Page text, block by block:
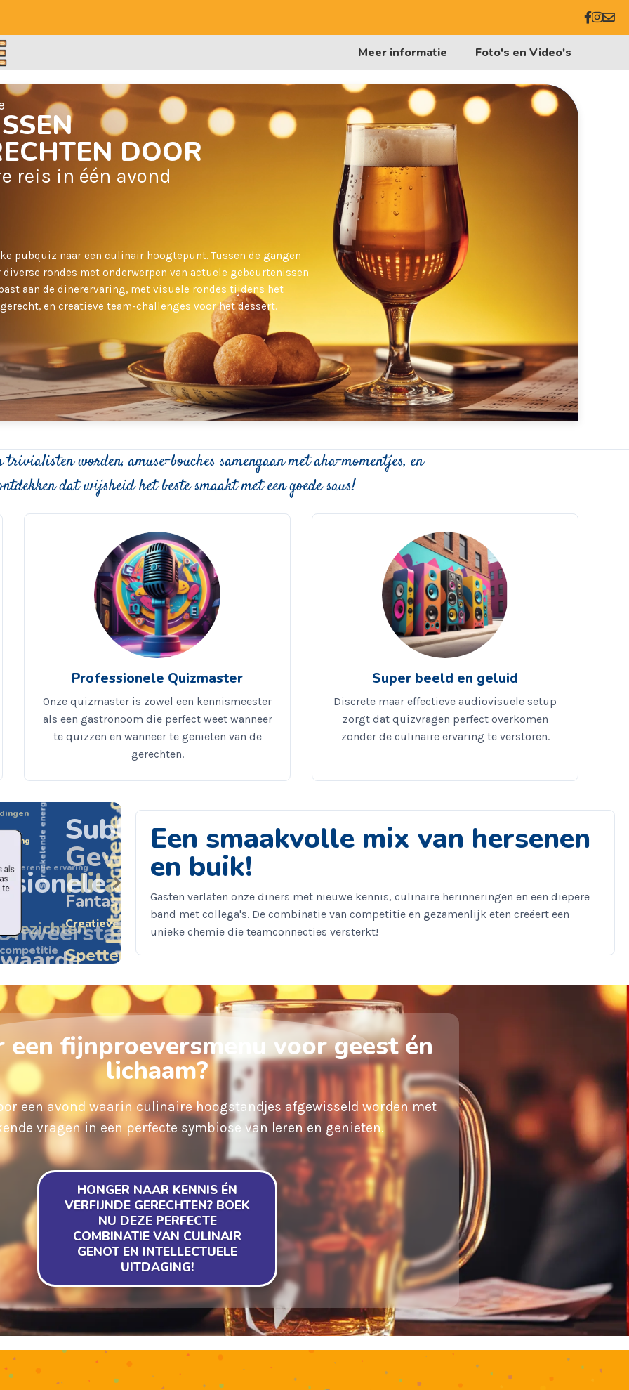
Meer informatie Foto's en Video's
DOOR
reis in één avond
pubquiz naar een culinair hoogtepunt. Tussen de gangen
rondes met onderwerpen van actuele gebeurtenissen
aan de dinerervaring, met visuele rondes tijdens het
en creatieve team-challenges voor het dessert.
worden, amuse-bouches samengaan met aha-momentjes, en
dat wijsheid het beste smaakt met een goede saus!
Professionele Quizmaster
Onze quizmaster is zowel een kennismeester
als een gastronoom die perfect weet wanneer
te quizzen en wanneer te genieten van de
gerechten.
Super beeld en geluid
Discrete maar effectieve audiovisuele setup
zorgt dat quizvragen perfect overkomen
zonder de culinaire ervaring te verstoren.
Geweldige show
Hilarische momenten
Fantastische sfeer
Sprankelende energie
Creatieve opzet
Uitzonderlijke kwaliteit
gezichten
aanpak
Interactieve dynamiek
Sublieme presentatie
charme
Spetterende voorstelling
ervaring
Een smaakvolle mix van hersenen
en buik!
Gasten verlaten onze diners met nieuwe kennis, culinaire herinneringen en een diepere
band met collega's. De combinatie van competitie en gezamenlijk eten creëert een
unieke chemie die teamconnecties versterkt!
een fijnproeversmenu voor geest én
lichaam?
een avond waarin culinaire hoogstandjes afgewisseld worden met
vragen in een perfecte symbiose van leren en genieten.
HONGER NAAR KENNIS ÉN
VERFIJNDE GERECHTEN? BOEK
NU DEZE PERFECTE
COMBINATIE VAN CULINAIR
GENOT EN INTELLECTUELE
UITDAGING!